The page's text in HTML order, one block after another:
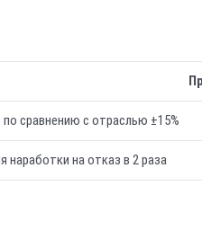
по сравнению с отраслью ±15%
наработки на отказ в 2 раза